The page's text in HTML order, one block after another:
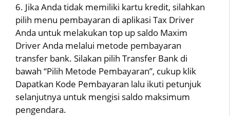
6. Jika Anda tidak memiliki kartu kredit, silahkan
pilih menu pembayaran di aplikasi Tax Driver
Anda untuk melakukan top up saldo Maxim
Driver Anda melalui metode pembayaran
transfer bank. Silakan pilih Transfer Bank di
bawah “Pilih Metode Pembayaran”, cukup klik
Dapatkan Kode Pembayaran lalu ikuti petunjuk
selanjutnya untuk mengisi saldo maksimum
pengendara.